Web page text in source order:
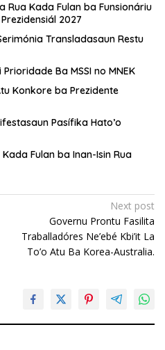
Rua Kada Fulan ba Funsionáriu
2027
Transladasaun Restu
Ba MSSI no MNEK
Konkore ba Prezidente
Pasífika Hato’o
Fulan ba Inan-Isin Rua
Next post
Governu Prontu Fasilita
Traballadóres Ne’ebé Kbi’it La
To’o Atu Ba Korea-Australia.